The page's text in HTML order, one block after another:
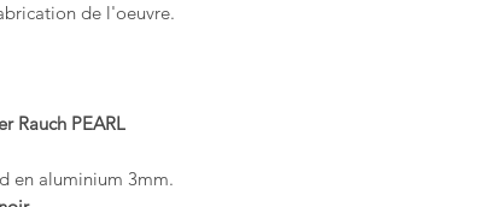
de l'oeuvre.
Rauch PEARL
en aluminium 3mm.